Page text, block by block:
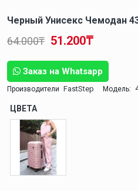
Черный Унисекс Чемодан
Заказ на Whatsapp
Производители FastStep Модель:
51.200₸
64.000₸
ЦВЕТА